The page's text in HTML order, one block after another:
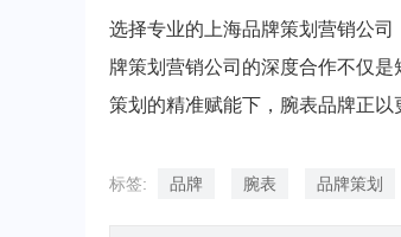
选择专业的上海品牌策划营销公
牌策划营销公司的深度合作不仅
策划的精准赋能下，腕表品牌正以
标签: 品牌 腕表 品牌策划